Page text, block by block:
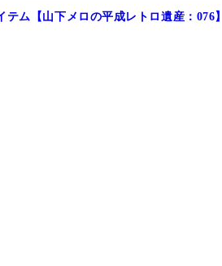
ム【山下メロの平成レトロ遺産：076】